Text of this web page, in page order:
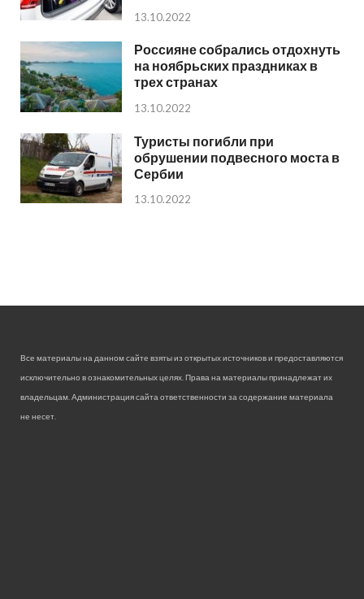
13.10.2022
Россияне собрались отдохнуть
на ноябрьских праздниках в
трех странах
13.10.2022
Туристы погибли при
обрушении подвесного моста в
Сербии
13.10.2022
Все материалы на данном сайте взяты из открытых источников и предоставляются
исключительно в ознакомительных целях. Права на материалы принадлежат их
владельцам. Администрация сайта ответственности за содержание материала
не несет.